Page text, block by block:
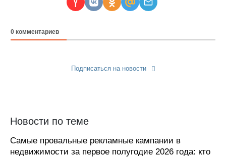
0 комментариев
Подписаться на новости
Новости по теме
Самые провальные рекламные кампании в
недвижимости за первое полугодие 2026 года: кто